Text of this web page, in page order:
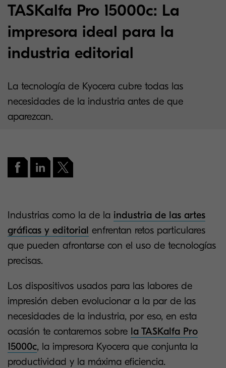
TASKalfa Pro 15000c: La
impresora ideal para la
industria editorial
La tecnología de Kyocera cubre todas las
necesidades de la industria antes de que
aparezcan.
Industrias como la de la industria de las artes
gráficas y editorial enfrentan retos particulares
que pueden afrontarse con el uso de tecnologías
precisas.
Los dispositivos usados para las labores de
impresión deben evolucionar a la par de las
necesidades de la industria, por eso, en esta
ocasión te contaremos sobre la TASKalfa Pro
15000c, la impresora Kyocera que conjunta la
productividad y la máxima eficiencia.